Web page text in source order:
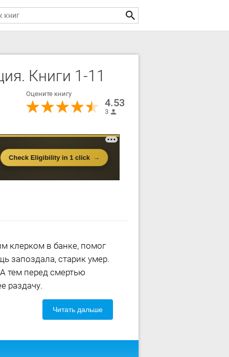
Книги 1-11
Оцените книгу
4.53
3
клерком в банке, помог
запоздала, старик умер.
тем перед смертью
раздачу.
Читать дальше